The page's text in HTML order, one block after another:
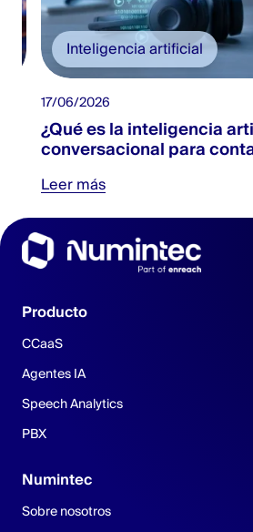
Inteligencia artificial
17/06/2026
¿Qué es la inteligencia
conversacional para
Leer más
Producto
CCaaS
Agentes IA
Speech Analytics
PBX
Numintec
Sobre nosotros